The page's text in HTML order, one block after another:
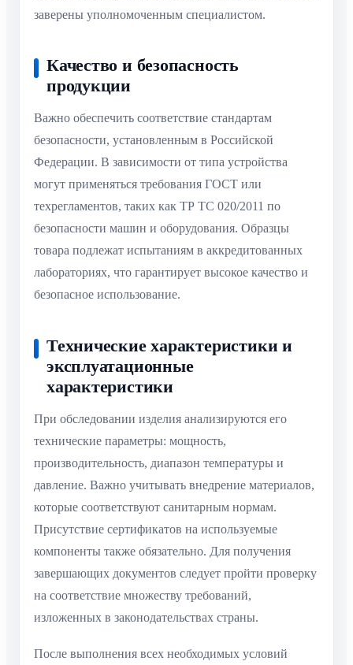
заверены уполномоченным специалистом.
Качество и безопасность
продукции
Важно обеспечить соответствие стандартам
безопасности, установленным в Российской
Федерации. В зависимости от типа устройства
могут применяться требования ГОСТ или
техрегламентов, таких как ТР ТС 020/2011 по
безопасности машин и оборудования. Образцы
товара подлежат испытаниям в аккредитованных
лабораториях, что гарантирует высокое качество и
безопасное использование.
Технические характеристики и
эксплуатационные
характеристики
При обследовании изделия анализируются его
технические параметры: мощность,
производительность, диапазон температуры и
давление. Важно учитывать внедрение материалов,
которые соответствуют санитарным нормам.
Присутствие сертификатов на используемые
компоненты также обязательно. Для получения
завершающих документов следует пройти проверку
на соответствие множеству требований,
изложенных в законодательствах страны.
После выполнения всех необходимых условий